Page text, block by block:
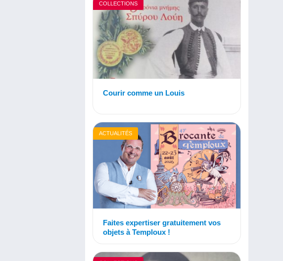
COLLECTIONS
Courir comme un Louis
ACTUALITÉS
Faites expertiser gratuitement vos
objets à Temploux !